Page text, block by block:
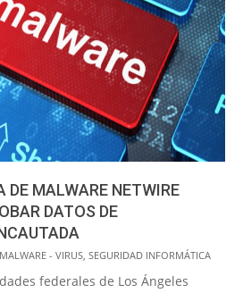
DE MALWARE NETWIRE
DATOS DE
MALWARE - VIRUS, SEGURIDAD INFORMÁTICA
federales de Los Ángeles